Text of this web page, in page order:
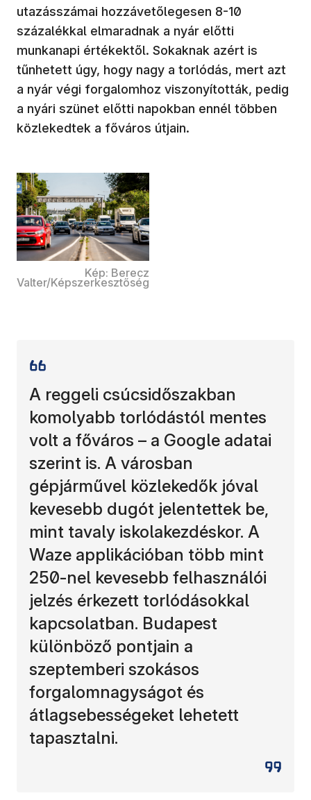
utazásszámai hozzávetőlegesen 8-10
százalékkal elmaradnak a nyár előtti
munkanapi értékektől. Sokaknak azért is
tűnhetett úgy, hogy nagy a torlódás, mert azt
a nyár végi forgalomhoz viszonyították, pedig
a nyári szünet előtti napokban ennél többen
közlekedtek a főváros útjain.
Kép: Berecz
Valter/Képszerkesztőség
A reggeli csúcsidőszakban
komolyabb torlódástól mentes
volt a főváros – a Google adatai
szerint is. A városban
gépjárművel közlekedők jóval
kevesebb dugót jelentettek be,
mint tavaly iskolakezdéskor. A
Waze applikációban több mint
250-nel kevesebb felhasználói
jelzés érkezett torlódásokkal
kapcsolatban. Budapest
különböző pontjain a
szeptemberi szokásos
forgalomnagyságot és
átlagsebességeket lehetett
tapasztalni.